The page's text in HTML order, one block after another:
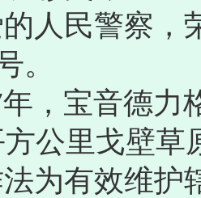
人民警察，
。
宝音德力
公里戈壁
为有效维护